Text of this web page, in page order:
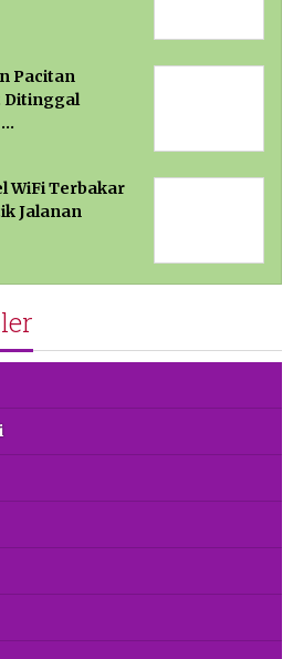
Pacitan
Ditinggal
…
WiFi Terbakar
Jalanan